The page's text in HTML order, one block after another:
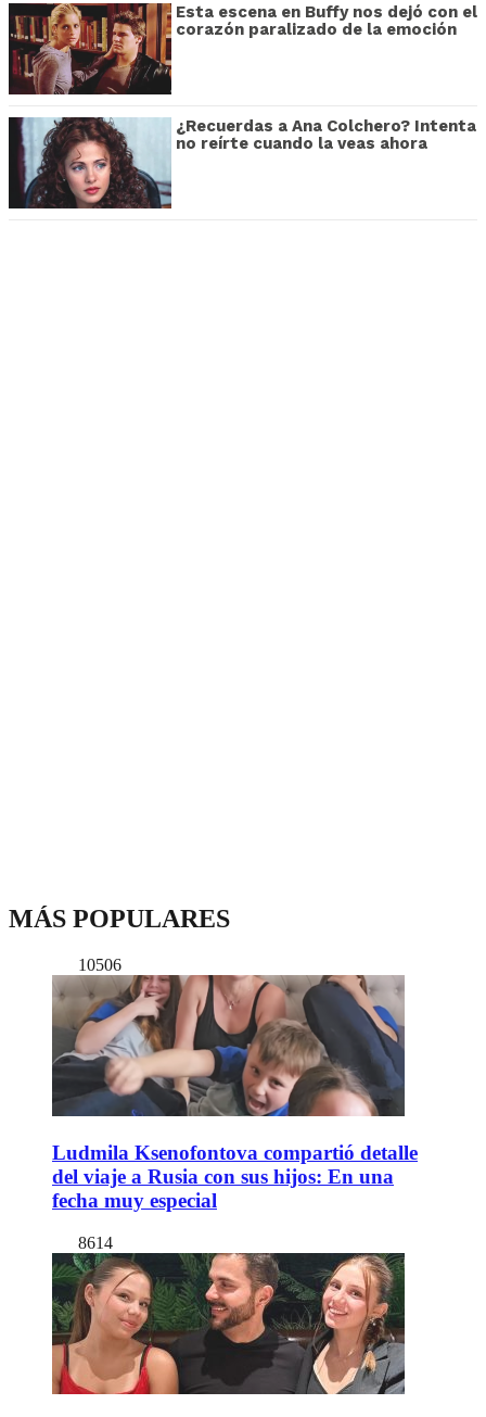
Esta escena en Buffy nos dejó con el
corazón paralizado de la emoción
¿Recuerdas a Ana Colchero? Intenta
no reírte cuando la veas ahora
MÁS POPULARES
10506
Ludmila Ksenofontova compartió detalle
del viaje a Rusia con sus hijos: En una
fecha muy especial
8614